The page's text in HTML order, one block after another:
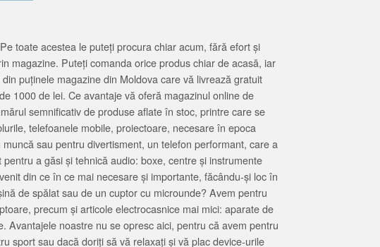
toate acestea le puteți procura chiar acum, fără efort și
magazine. Puteți comanda orice produs chiar de acasă, iar
puținele magazine din Moldova care vă livrează gratuit
1000 de lei. Ce avantaje vă oferă magazinul online de
semnificativ de produse aflate în stoc, printre care se
telefoanele mobile, proiectoare, necesare în epoca
sau pentru divertisment, un telefon performant, care a
a găsi și tehnică audio: boxe, centre și instrumente
din ce în ce mai necesare și importante, făcându-și loc în
de spălat sau de un cuptor cu microunde? Avem pentru
precum și articole electrocasnice mai mici: aparate de
Avantajele noastre nu se opresc aici, pentru că avem pentru
sport sau dacă doriți să vă relaxați și vă plac device-urile